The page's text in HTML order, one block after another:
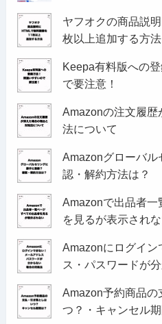
ヤフオクの商品説
枚以上追加する方法
Keepa有料版への
で要注意！
Amazonの注文履歴
法について
Amazonグローバル
認・解約方法は？
Amazonで出品者一
を見るが表示され
Amazonにログイン
ス・パスワードが
Amazon予約商品の
つ？・キャンセル期